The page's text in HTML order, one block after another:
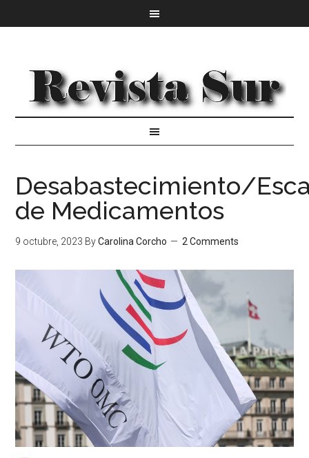
Desabastecimiento/
de Medicamentos
9 octubre, 2023 ByCarolina Corcho 2 Comments